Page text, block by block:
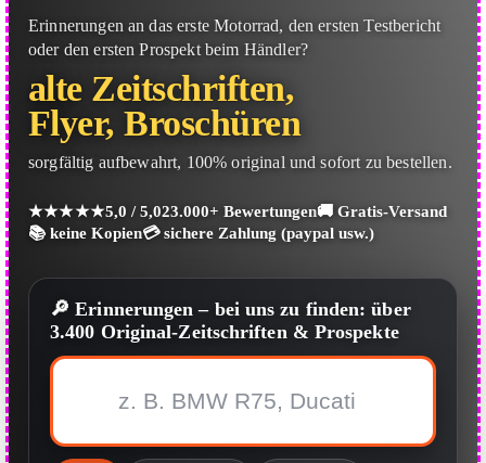
Original Motorrad-Zeitschriften
Erinnerungen an das erste Motorrad, den ersten Testbericht
oder den ersten Prospekt beim Händler?
alte Zeitschriften,
Flyer, Broschüren
sorgfältig aufbewahrt, 100% original und sofort zu bestellen.
★★★★★5,0 / 5,023.000+ Bewertungen🚚 Gratis-Versand
📚 keine Kopien💳 sichere Zahlung (paypal usw.)
🔎 Erinnerungen – bei uns zu finden: über
3.400 Original-Zeitschriften & Prospekte